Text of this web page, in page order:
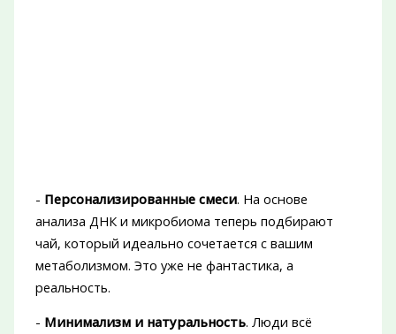
- Персонализированные смеси. На основе
анализа ДНК и микробиома теперь подбирают
чай, который идеально сочетается с вашим
метаболизмом. Это уже не фантастика, а
реальность.
- Минимализм и натуральность. Люди всё